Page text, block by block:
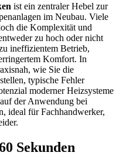
ist ein zentraler Hebel zur
im Neubau. Viele
die Komplexität und
zu hoch oder nicht
ineffizientem Betrieb,
Komfort. In
wie Sie die
typische Fehler
moderner Heizsysteme
der Anwendung bei
ideal für Fachhandwerker,
Sekunden